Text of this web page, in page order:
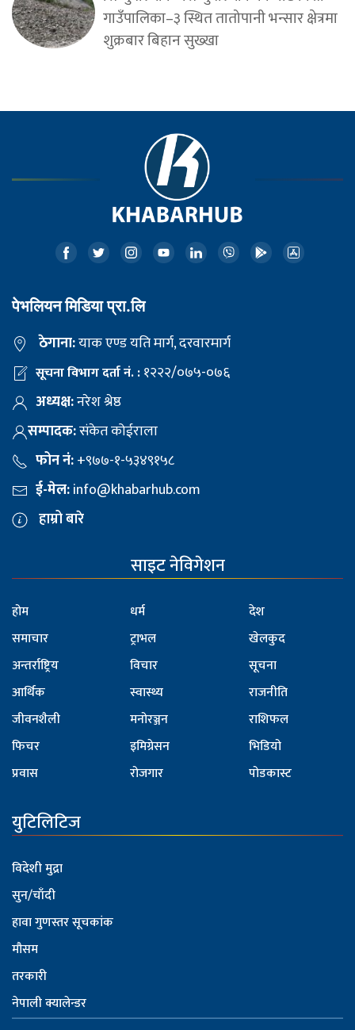
गाउँपालिका–३ स्थित तातोपानी भन्सार क्षेत्रमा
शुक्रबार बिहान सुख्खा
पेभलियन मिडिया प्रा.लि
ठेगाना:याक एण्ड यति मार्ग, दरवारमार्ग
सूचना विभाग दर्ता नं. :१२२२/०७५-०७६
अध्यक्ष:नरेश श्रेष्ठ
सम्पादक:संकेत कोईराला
फोन नं:+९७७-१-५३४९१५८
ई-मेल:info@khabarhub.com
हाम्रो बारे
साइट नेविगेशन
होम
समाचार
अन्तर्राष्ट्रिय
आर्थिक
जीवनशैली
फिचर
प्रवास
धर्म
ट्राभल
विचार
स्वास्थ्य
मनोरञ्जन
इमिग्रेसन
रोजगार
देश
खेलकुद
सूचना
राजनीति
राशिफल
भिडियो
पोडकास्ट
युटिलिटिज
विदेशी मुद्रा
सुन/चाँदी
हावा गुणस्तर सूचकांक
मौसम
तरकारी
नेपाली क्यालेन्डर